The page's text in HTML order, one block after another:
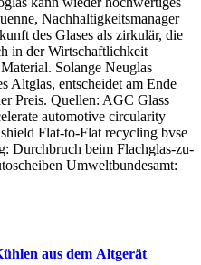
Nachhaltigkeitsmanager
des Glases als zirkulär, die
in der Wirtschaftlichkeit
Solange Neuglas
Altglas, entscheidet am Ende
Preis. Quellen: AGC Glass
automotive circularity
Flat-to-Flat recycling bvse
Durchbruch beim Flachglas-zu-
Umweltbundesamt:
aus dem Altgerät